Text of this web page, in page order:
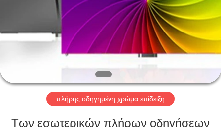
ΠΡΟΪΌΝΤΑ
ΒΊΝΤΕΟ
ΕΜΦΆΝΙΣΗ
VR
ΠΕΡΊΠΟΥ
πλήρης οδηγημένη χρώμα επίδειξη
Των εσωτερικών πλήρων οδηγήσεων